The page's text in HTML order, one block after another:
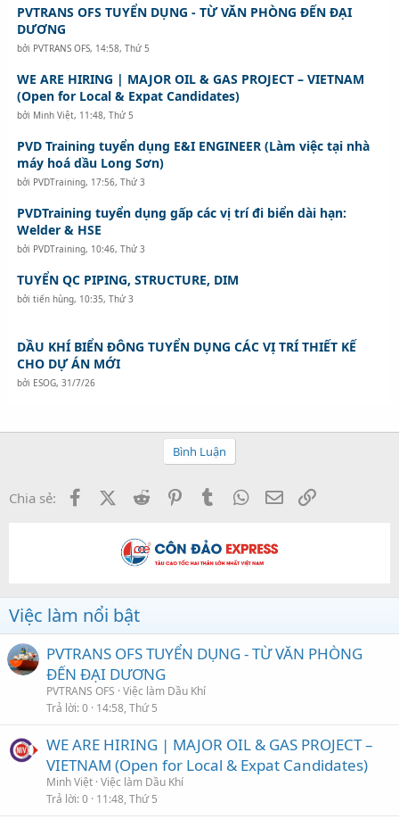
PVTRANS OFS TUYỂN DỤNG - TỪ VĂN PHÒNG ĐẾN ĐẠI
DƯƠNG
bởi PVTRANS OFS, 14:58, Thứ 5
WE ARE HIRING | MAJOR OIL & GAS PROJECT – VIETNAM
(Open for Local & Expat Candidates)
bởi Minh Việt, 11:48, Thứ 5
PVD Training tuyển dụng E&I ENGINEER (Làm việc tại nhà
máy hoá dầu Long Sơn)
bởi PVDTraining, 17:56, Thứ 3
PVDTraining tuyển dụng gấp các vị trí đi biển dài hạn:
Welder & HSE
bởi PVDTraining, 10:46, Thứ 3
TUYỂN QC PIPING, STRUCTURE, DIM
bởi tiến hùng, 10:35, Thứ 3
DẦU KHÍ BIỂN ĐÔNG TUYỂN DỤNG CÁC VỊ TRÍ THIẾT KẾ
CHO DỰ ÁN MỚI
bởi ESOG, 31/7/26
Bình Luận
Chia sẻ: FacebookX (Twitter)
Reddit PinterestTumblr WhatsApp
Email
Việc làm nổi bật
PVTRANS OFS TUYỂN DỤNG - TỪ VĂN PHÒNG
ĐẾN ĐẠI DƯƠNG
PVTRANS OFS Việc làm Dầu Khí
Trả lời 0 14:58, Thứ 5
WE ARE HIRING | MAJOR OIL & GAS PROJECT –
VIETNAM (Open for Local & Expat Candidates)
Minh Việt Việc làm Dầu Khí
Trả lời 0 11:48, Thứ 5